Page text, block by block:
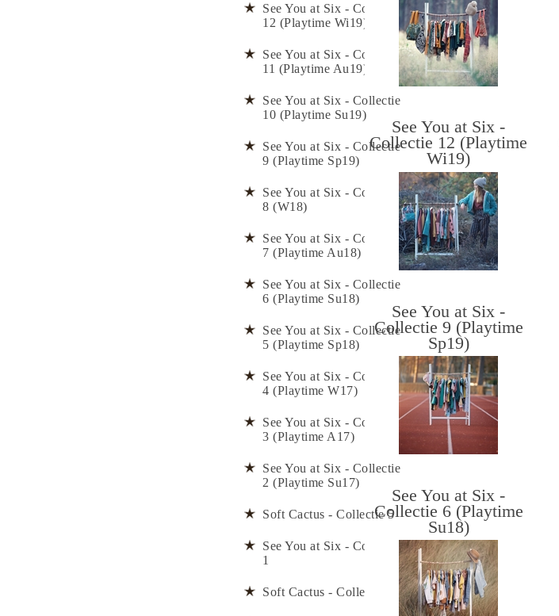
See You at Six -
Collectie 12 (Playtime
Wi19)
See You at Six -
Collectie 9 (Playtime
Sp19)
See You at Six -
Collectie 6 (Playtime
Su18)
See You at Six - Collectie
12 (Playtime Wi19)
See You at Six - Collectie
11 (Playtime Au19)
See You at Six - Collectie
10 (Playtime Su19)
See You at Six - Collectie
9 (Playtime Sp19)
See You at Six - Collectie
8 (W18)
See You at Six - Collectie
7 (Playtime Au18)
See You at Six - Collectie
6 (Playtime Su18)
See You at Six - Collectie
5 (Playtime Sp18)
See You at Six - Collectie
4 (Playtime W17)
See You at Six - Collectie
3 (Playtime A17)
See You at Six - Collectie
2 (Playtime Su17)
Soft Cactus - Collectie 5
See You at Six - Collectie
1
Soft Cactus - Collectie 4